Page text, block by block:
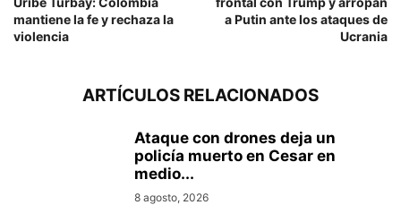
mantiene la fe y rechaza la
violencia
a Putin ante los ataques de
Ucrania
ARTÍCULOS RELACIONADOS
Ataque con drones deja un
policía muerto en Cesar en
medio...
8 agosto, 2026